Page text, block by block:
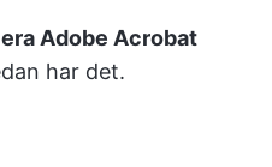
Adobe Acrobat
har det.